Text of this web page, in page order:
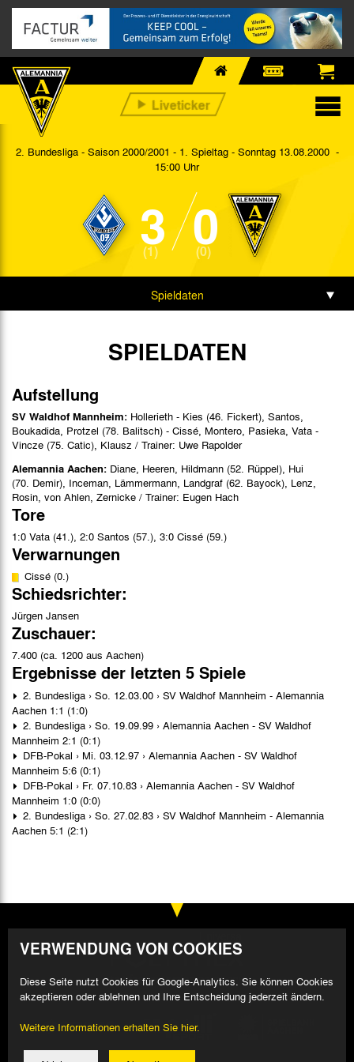
2. Bundesliga - Saison 2000/2001 - 1. Spieltag - Sonntag 13.08.2000 -
15:00 Uhr
3
(1) 0
(0)
Spieldaten
SPIELDATEN
Aufstellung
SV Waldhof Mannheim: Hollerieth - Kies (46. Fickert), Santos,
Boukadida, Protzel (78. Balitsch) - Cissé, Montero, Pasieka, Vata -
Vincze (75. Catic), Klausz / Trainer: Uwe Rapolder
Alemannia Aachen: Diane, Heeren, Hildmann (52. Rüppel), Hui
(70. Demir), Inceman, Lämmermann, Landgraf (62. Bayock), Lenz,
Rosin, von Ahlen, Zernicke / Trainer: Eugen Hach
Tore
1:0 Vata (41.), 2:0 Santos (57.), 3:0 Cissé (59.)
Verwarnungen
Cissé (0.)
Schiedsrichter:
Jürgen Jansen
Zuschauer:
7.400 (ca. 1200 aus Aachen)
Ergebnisse der letzten 5 Spiele
2. Bundesliga › So. 12.03.00 › SV Waldhof Mannheim - Alemannia
Aachen 1:1 (1:0)
2. Bundesliga › So. 19.09.99 › Alemannia Aachen - SV Waldhof
Mannheim 2:1 (0:1)
DFB-Pokal › Mi. 03.12.97 › Alemannia Aachen - SV Waldhof
Mannheim 5:6 (0:1)
DFB-Pokal › Fr. 07.10.83 › Alemannia Aachen - SV Waldhof
Mannheim 1:0 (0:0)
2. Bundesliga › So. 27.02.83 › SV Waldhof Mannheim - Alemannia
Aachen 5:1 (2:1)
VERWENDUNG VON COOKIES
Diese Seite nutzt Cookies für Google-Analytics. Sie können Cookies
akzeptieren oder ablehnen und Ihre Entscheidung jederzeit ändern.
Weitere Informationen erhalten Sie hier.